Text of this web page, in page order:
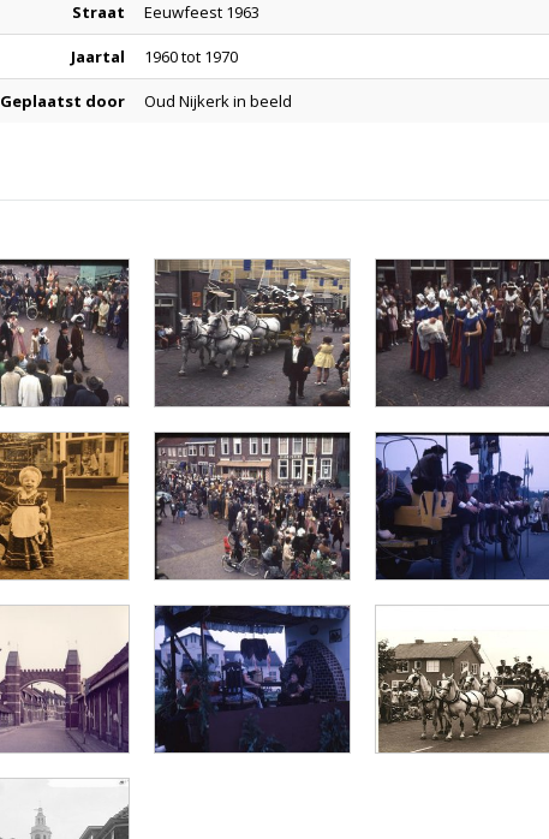
Straat Eeuwfeest 1963
Jaartal 1960 tot 1970
Geplaatst door Oud Nijkerk in beeld